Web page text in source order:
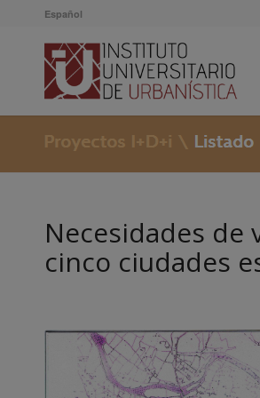
Español
Necesidades de
cinco ciudades